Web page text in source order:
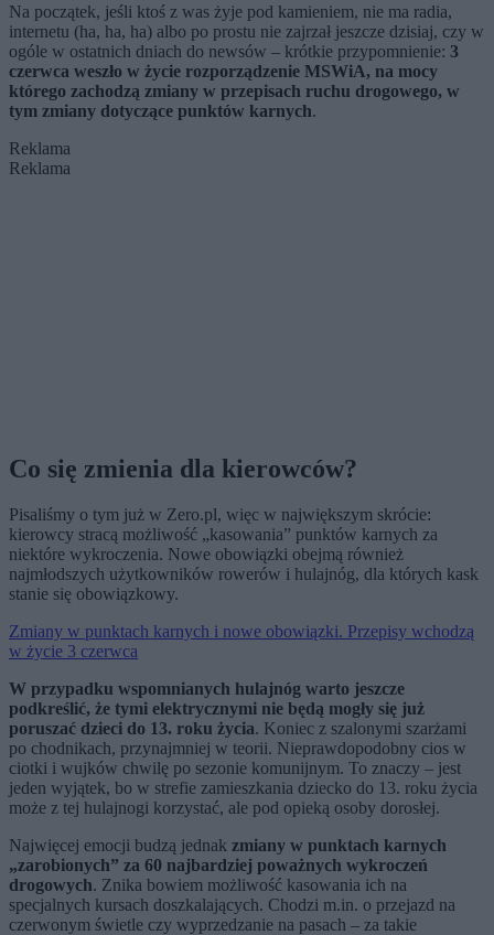
Na początek, jeśli ktoś z was żyje pod kamieniem, nie ma radia,
internetu (ha, ha, ha) albo po prostu nie zajrzał jeszcze dzisiaj, czy w
ogóle w ostatnich dniach do newsów – krótkie przypomnienie: 3
czerwca weszło w życie rozporządzenie MSWiA, na mocy
którego zachodzą zmiany w przepisach ruchu drogowego, w
tym zmiany dotyczące punktów karnych.
Reklama
Reklama
Co się zmienia dla kierowców?
Pisaliśmy o tym już w Zero.pl, więc w największym skrócie:
kierowcy stracą możliwość „kasowania” punktów karnych za
niektóre wykroczenia. Nowe obowiązki obejmą również
najmłodszych użytkowników rowerów i hulajnóg, dla których kask
stanie się obowiązkowy.
Zmiany w punktach karnych i nowe obowiązki. Przepisy wchodzą
w życie 3 czerwca
W przypadku wspomnianych hulajnóg warto jeszcze
podkreślić, że tymi elektrycznymi nie będą mogły się już
poruszać dzieci do 13. roku życia. Koniec z szalonymi szarżami
po chodnikach, przynajmniej w teorii. Nieprawdopodobny cios w
ciotki i wujków chwilę po sezonie komunijnym. To znaczy – jest
jeden wyjątek, bo w strefie zamieszkania dziecko do 13. roku życia
może z tej hulajnogi korzystać, ale pod opieką osoby dorosłej.
Najwięcej emocji budzą jednak zmiany w punktach karnych
„zarobionych” za 60 najbardziej poważnych wykroczeń
drogowych. Znika bowiem możliwość kasowania ich na
specjalnych kursach doszkalających. Chodzi m.in. o przejazd na
czerwonym świetle czy wyprzedzanie na pasach – za takie